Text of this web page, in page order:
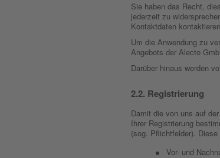
Sie haben das Recht,
jederzeit zu
Kontaktdaten
Um die Anwendung zu
Angebots der Alecto
Darüber hinaus werden
Registrierung
Damit die von uns auf
Ihrer Registrierung
(sog. Pflichtfelder).
Vor- und